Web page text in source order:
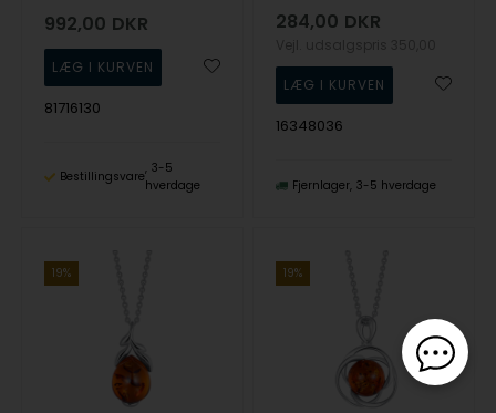
992,00 DKR
81716130
Bestillingsvare
3-5
hverdage
284,00 DKR
16348036
Fjernlager 3-5 hverdage
19% 19%